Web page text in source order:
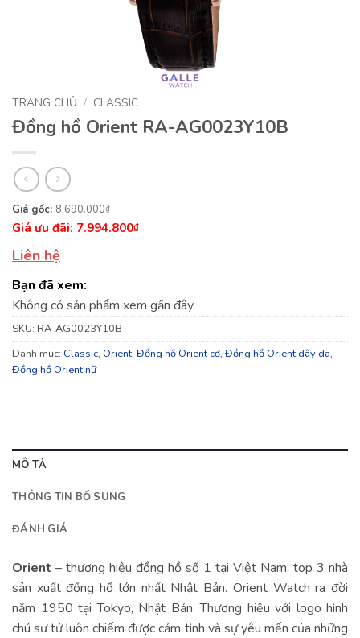
TRANG CHỦ / CLASSIC
Đồng hồ Orient RA-AG0023Y10B
8.690.000₫
Giá
gốc
là:
8.690.000₫.
7.994.800₫
Giá
hiện
tại
7.994.800₫.
Liên hệ
Bạn đã xem:
Không có sản phẩm xem gần đây
SKU: RA-AG0023Y10B
Danh mục: Classic, Orient, Đồng hồ Orient cơ, Đồng hồ Orient dây da,
Đồng hồ Orient nữ
MÔ TẢ
THÔNG TIN BỔ SUNG
ĐÁNH GIÁ
Orient – thương hiệu đồng hồ số 1 tại Việt Nam, top 3 nhà
sản xuất đồng hồ lớn nhất Nhật Bản. Orient Watch ra đời
năm 1950 tại Tokyo, Nhật Bản. Thương hiệu với logo hình
chú sư tử luôn chiếm được cảm tình và sự yêu mến của những